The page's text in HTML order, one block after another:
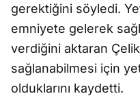
gerektiğini söyledi.
emniyete gelerek
verdiğini aktaran
sağlanabilmesi için
olduklarını kaydetti.